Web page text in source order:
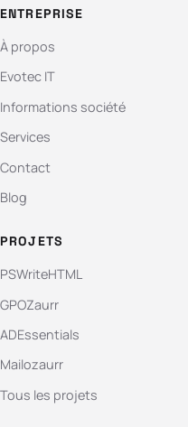
ENTREPRISE
À propos
Evotec IT
Informations société
Services
Contact
Blog
PROJETS
PSWriteHTML
GPOZaurr
ADEssentials
Mailozaurr
Tous les projets